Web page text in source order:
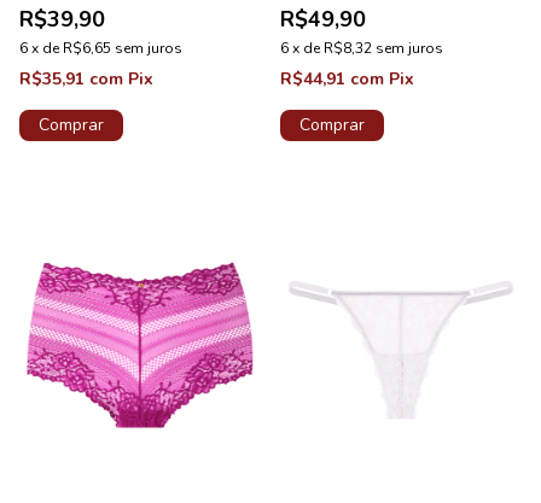
R$39,90
6x deR$6,65 sem juros
R$35,91 com Pix
Comprar
R$49,90
6x deR$8,32 sem juros
R$44,91 com Pix
Comprar